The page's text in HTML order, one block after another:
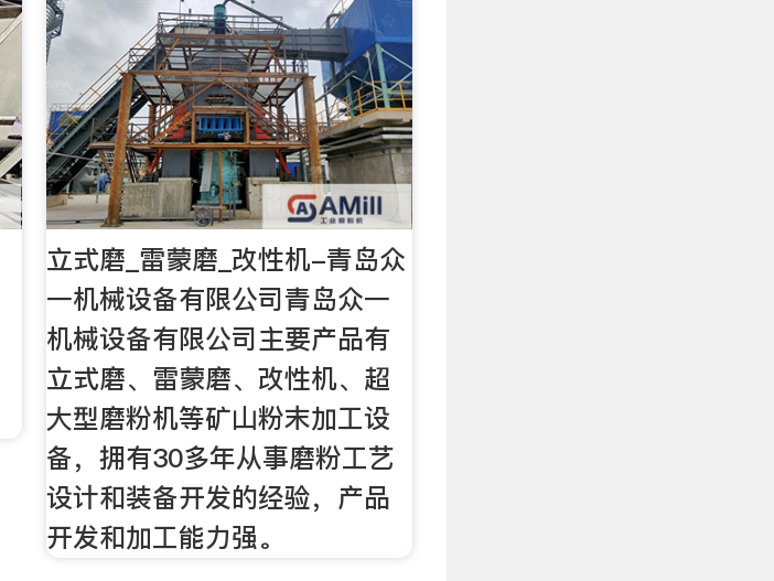
立式磨_雷蒙磨_改性机-青岛众
一机械设备有限公司青岛众一
机械设备有限公司主要产品有
立式磨、雷蒙磨、改性机、超
大型磨粉机等矿山粉末加工设
备，拥有30多年从事磨粉工艺
设计和装备开发的经验，产品
开发和加工能力强。